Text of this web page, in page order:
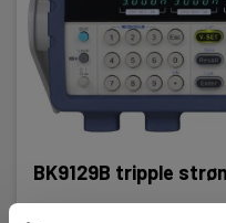
BK9129B tripple